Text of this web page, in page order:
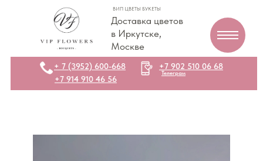
Доставка цветов
в Иркутске,
Москве
ВИП ЦВЕТЫ БУКЕТЫ
+7 914 910 46 56
+7 902 510 06 68
Телеграм
+ 7 (3952) 600-668